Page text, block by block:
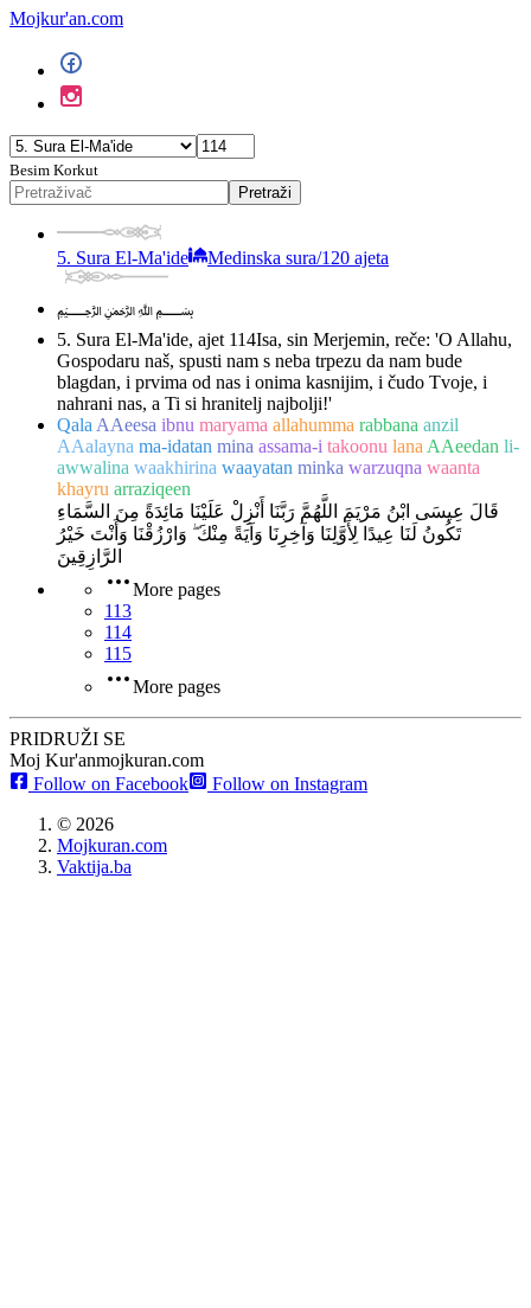
Mojkur'an.com
Besim Korkut
Pretraži
5. Sura El-Ma'ide Medinska sura/120 ajeta
﷽
5. Sura El-Ma'ide, ajet 114Isa, sin Merjemin, reče: 'O Allahu,
Gospodaru naš, spusti nam s neba trpezu da nam bude
blagdan, i prvima od nas i onima kasnijim, i čudo Tvoje, i
nahrani nas, a Ti si hranitelj najbolji!'
Qala AAeesa ibnu maryama allahumma rabbana anzil
AAalayna ma-idatan mina assama-i takoonu lana AAeedan li-
awwalina waakhirina waayatan minka warzuqna waanta
khayru arraziqeen
قَالَ عِيسَى ابْنُ مَرْيَمَ اللَّهُمَّ رَبَّنَا أَنْزِلْ عَلَيْنَا مَائِدَةً مِنَ السَّمَاءِ
تَكُونُ لَنَا عِيدًا لِأَوَّلِنَا وَآخِرِنَا وَآيَةً مِنْكَ ۖ وَارْزُقْنَا وَأَنْتَ خَيْرُ
الرَّازِقِينَ
More pages
113
114
115
More pages
PRIDRUŽI SE
Moj Kur'anmojkuran.com
Follow on Facebook
Follow on Instagram
© 2026
Mojkuran.com
Vaktija.ba